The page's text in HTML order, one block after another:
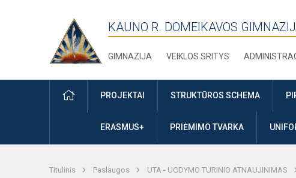
KAUNO R. DOMEIKAVOS
GIMNAZIJA VEIKLOS SRITYS
PRADŽIAPROJEKTAI STRUKTŪROS SCHEMA
ERASMUS+ PRIĖMIMO TVARKA
Titulinis Paslaugos UTA - UGDYMO TURINIO ATNAUJINIMAS